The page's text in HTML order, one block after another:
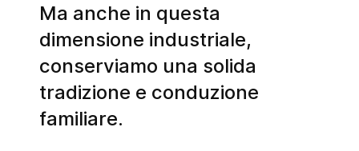
Ma anche in questa
dimensione industriale,
conserviamo una solida
tradizione e conduzione
familiare.